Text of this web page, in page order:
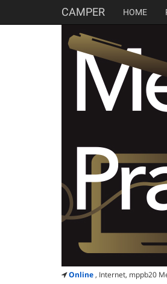
CAMPER HOME
Online, Internet, mppb20